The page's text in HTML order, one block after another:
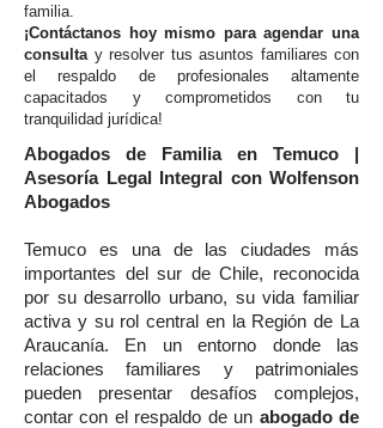
familia.
¡Contáctanos hoy mismo para agendar una
consultay resolver tus asuntos familiares con
el respaldo de profesionales altamente
capacitados y comprometidos con tu
tranquilidad jurídica!
Abogados de Familia en Temuco |
Asesoría Legal Integral con Wolfenson
Abogados
Temuco es una de las ciudades más
importantes del sur de Chile, reconocida
por su desarrollo urbano, su vida familiar
activa y su rol central en la Región de La
Araucanía. En un entorno donde las
relaciones familiares y patrimoniales
pueden presentar desafíos complejos,
contar con el respaldo de un abogado de